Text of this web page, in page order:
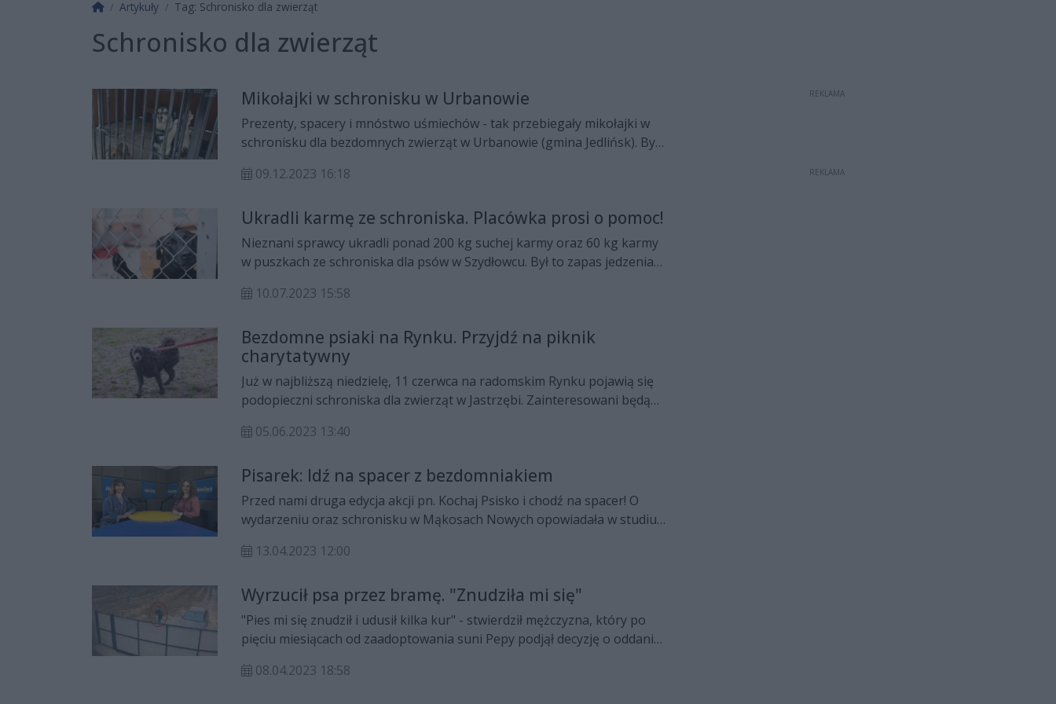
Strona główna
Artykuły Tag: Schronisko dla zwierząt
Schronisko dla zwierząt
Mikołajki w schronisku w Urbanowie
Prezenty, spacery i mnóstwo uśmiechów - tak przebiegały mikołajki w
schronisku dla bezdomnych zwierząt w Urbanowie (gmina Jedlińsk). Był
schroniskowych, które powstały dzięki dofinansowaniu samorządu
09.12.2023 16:18
Ukradli karmę ze schroniska. Placówka prosi o pomoc!
Nieznani sprawcy ukradli ponad 200 kg suchej karmy oraz 60 kg karmy
w puszkach ze schroniska dla psów w Szydłowcu. Był to zapas jedzenia
złodziei.
10.07.2023 15:58
Bezdomne psiaki na Rynku. Przyjdź na piknik
charytatywny
Już w najbliższą niedzielę, 11 czerwca na radomskim Rynku pojawią się
podopieczni schroniska dla zwierząt w Jastrzębi. Zainteresowani będą
05.06.2023 13:40
Pisarek: Idź na spacer z bezdomniakiem
Przed nami druga edycja akcji pn. Kochaj Psisko i chodź na spacer! O
wydarzeniu oraz schronisku w Mąkosach Nowych opowiadała w studiu
Wiktoria Stefańska.
13.04.2023 12:00
Wyrzucił psa przez bramę. "Znudziła mi się"
"Pies mi się znudził i udusił kilka kur" - stwierdził mężczyzna, który po
pięciu miesiącach od zaadoptowania suni Pepy podjął decyzję o oddaniu
odjechał.
08.04.2023 18:58
REKLAMA
REKLAMA